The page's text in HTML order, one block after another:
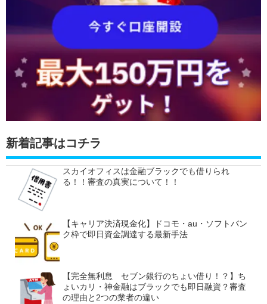
新着記事はコチラ
スカイオフィスは金融ブラックでも借りられ
る！！審査の真実について！！
【キャリア決済現金化】ドコモ・au・ソフトバン
ク枠で即日資金調達する最新手法
【完全無利息 セブン銀行のちょい借り！？】ち
ょいカリ・神金融はブラックでも即日融資？審査
の理由と2つの業者の違い